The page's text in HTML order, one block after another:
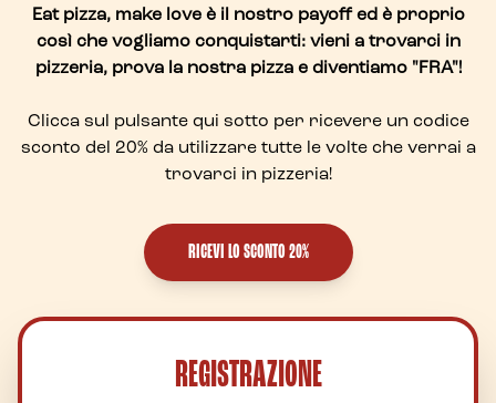
Eat pizza, make love è il nostro payoff ed è proprio
così che vogliamo conquistarti: vieni a trovarci in
pizzeria, prova la nostra pizza e diventiamo "FRA"!
Clicca sul pulsante qui sotto per ricevere un codice
sconto del 20% da utilizzare tutte le volte che verrai a
trovarci in pizzeria!
RICEVI LO SCONTO 20%
REGISTRAZIONE